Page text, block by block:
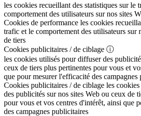
les cookies recueillant des statistiques sur le
comportement des utilisateurs sur nos sites
Cookies de performance les cookies
trafic et le comportement des utilisateurs sur
de tiers
Cookies publicitaires / de ciblage ⓘ
les cookies utilisés pour diffuser des
ceux de tiers plus pertinentes pour vous et
que pour mesurer l'efficacité des campagnes
Cookies publicitaires / de ciblage les
des publicités sur nos sites Web ou ceux de
pour vous et vos centres d'intérêt, ainsi que
des campagnes publicitaires